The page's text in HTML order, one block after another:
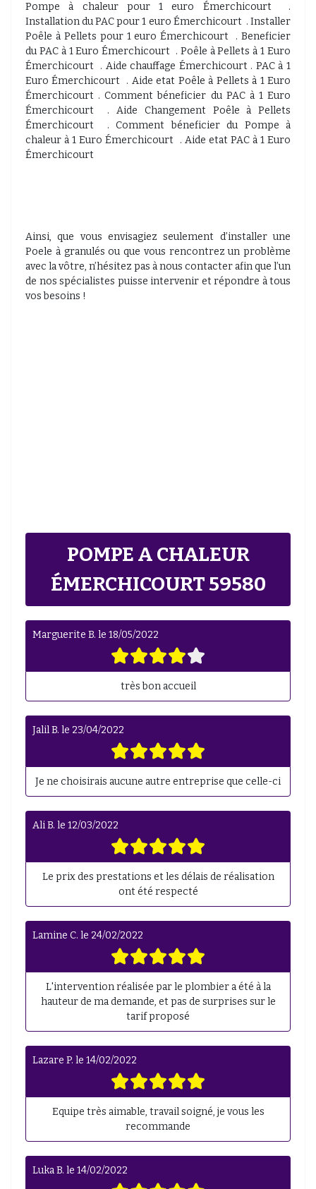
Pompe à chaleur pour 1 euro Émerchicourt .
Installation du PAC pour 1 euro Émerchicourt . Installer
Poêle à Pellets pour 1 euro Émerchicourt . Beneficier
du PAC à 1 Euro Émerchicourt . Poêle à Pellets à 1 Euro
Émerchicourt . Aide chauffage Émerchicourt . PAC à 1
Euro Émerchicourt . Aide etat Poêle à Pellets à 1 Euro
Émerchicourt . Comment béneficier du PAC à 1 Euro
Émerchicourt . Aide Changement Poêle à Pellets
Émerchicourt . Comment béneficier du Pompe à
chaleur à 1 Euro Émerchicourt . Aide etat PAC à 1 Euro
Émerchicourt
Ainsi, que vous envisagiez seulement d’installer une
Poele à granulés ou que vous rencontrez un problème
avec la vôtre, n’hésitez pas à nous contacter afin que l’un
de nos spécialistes puisse intervenir et répondre à tous
vos besoins !
POMPE A CHALEUR
ÉMERCHICOURT 59580
Marguerite B. le 18/05/2022
très bon accueil
Jalil B. le 23/04/2022
Je ne choisirais aucune autre entreprise que celle-ci
Ali B. le 12/03/2022
Le prix des prestations et les délais de réalisation
ont été respecté
Lamine C. le 24/02/2022
L'intervention réalisée par le plombier a été à la
hauteur de ma demande, et pas de surprises sur le
tarif proposé
Lazare P. le 14/02/2022
Equipe très aimable, travail soigné, je vous les
recommande
Luka B. le 14/02/2022